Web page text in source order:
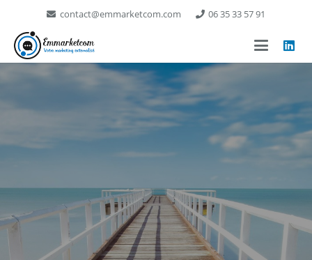
contact@emmarketcom.com 06 35 33 57 91